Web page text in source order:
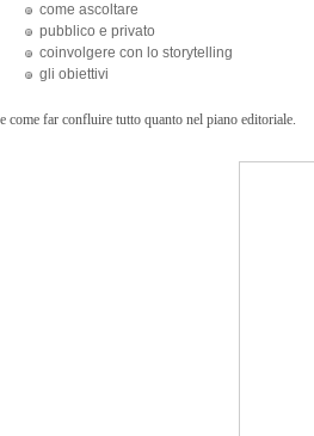
come ascoltare
pubblico e privato
coinvolgere con lo storytelling
gli obiettivi
e come far confluire tutto quanto nel piano editoriale.